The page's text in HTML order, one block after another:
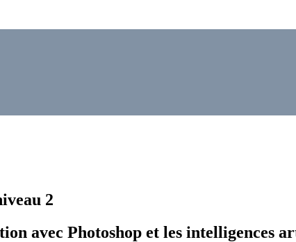
2
avec Photoshop et les intelligences